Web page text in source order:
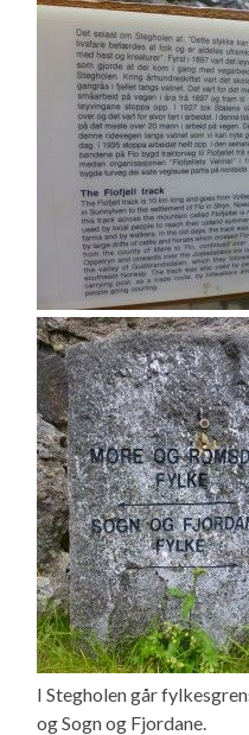
I Stegholen går
og Sogn og Fjordane.